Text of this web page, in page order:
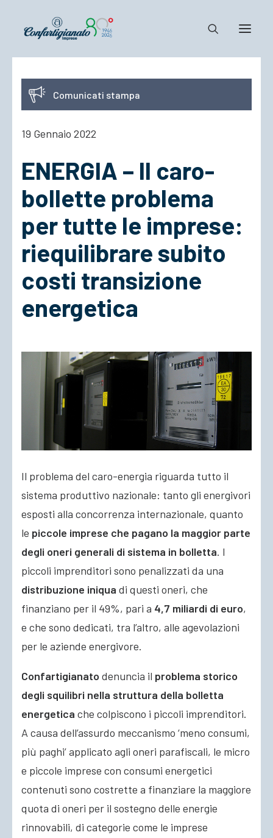
Notizie e Documenti
Confartigianato
Cosa Facciamo
ACCEDI
Comunicati stampa
19 Gennaio 2022
ENERGIA – Il caro-
bollette problema
per tutte le imprese:
riequilibrare subito
costi transizione
energetica
Il problema del caro-energia riguarda tutto il
sistema produttivo nazionale: tanto gli energivori
esposti alla concorrenza internazionale, quanto
le piccole imprese che pagano la maggior parte
degli oneri generali di sistema in bolletta. I
piccoli imprenditori sono penalizzati da una
distribuzione iniqua di questi oneri, che
finanziano per il 49%, pari a 4,7 miliardi di euro,
e che sono dedicati, tra l’altro, alle agevolazioni
per le aziende energivore.
Confartigianato denuncia il problema storico
degli squilibri nella struttura della bolletta
energetica che colpiscono i piccoli imprenditori.
A causa dell’assurdo meccanismo ‘meno consumi,
più paghi’ applicato agli oneri parafiscali, le micro
e piccole imprese con consumi energetici
contenuti sono costrette a finanziare la maggiore
quota di oneri per il sostegno delle energie
rinnovabili, di categorie come le imprese